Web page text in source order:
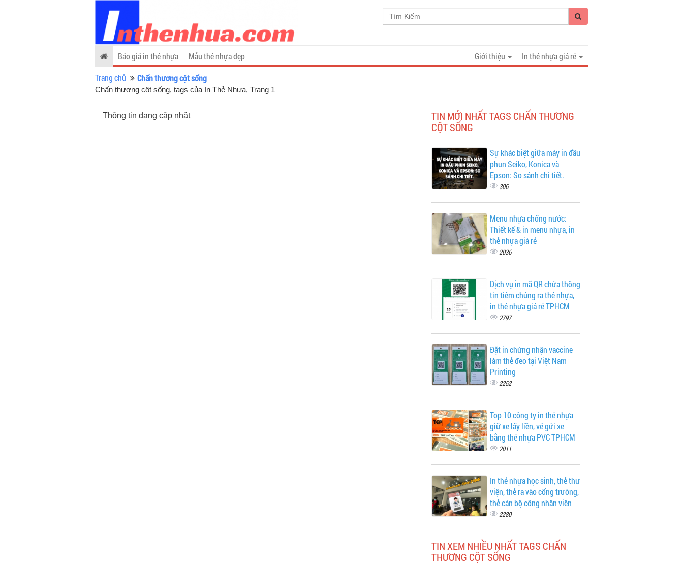
In thẻ nhựa giá rẻ
Báo giá in thẻ nhựa Mẫu thẻ nhựa đẹp
Giới thiệu
Trang chủ
Chấn thương cột sống
Chấn thương cột sống, tags của In Thẻ Nhựa, Trang 1
Thông tin đang cập nhật
TIN MỚI NHẤT TAGS CHẤN THƯƠNG
CỘT SỐNG
Sự khác biệt giữa máy in đầu
phun Seiko, Konica và
Epson: So sánh chi tiết.
306
Menu nhựa chống nước:
Thiết kế & in menu nhựa, in
thẻ nhựa giá rẻ
2036
Dịch vụ in mã QR chứa thông
tin tiêm chủng ra thẻ nhựa,
in thẻ nhựa giá rẻ TPHCM
2797
Đặt in chứng nhận vaccine
làm thẻ đeo tại Việt Nam
Printing
2252
Top 10 công ty in thẻ nhựa
giữ xe lấy liền, vé gửi xe
bằng thẻ nhựa PVC TPHCM
2011
In thẻ nhựa học sinh, thẻ thư
viện, thẻ ra vào cổng trường,
thẻ cán bộ công nhân viên
2280
TIN XEM NHIỀU NHẤT TAGS CHẤN
THƯƠNG CỘT SỐNG